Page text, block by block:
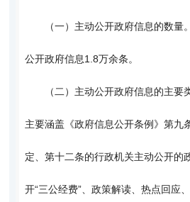
（一）主动公开政府信息的数量
公开政府信息1.8万余条。
（二）主动公开政府信息的主要
主要涵盖《政府信息公开条例》第九
定、第十二条的行政机关主动公开的
开“三公经费”、政策解读、热点回应